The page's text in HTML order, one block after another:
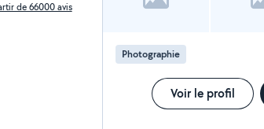
de 66000 avis
Photographie
Voir le profil